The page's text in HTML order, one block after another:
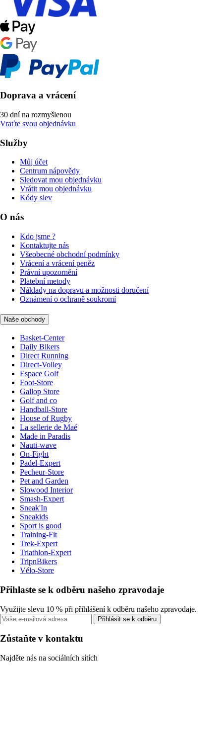
Doprava a vrácení
30 dní na rozmyšlenou
Vraťte svou objednávku
Služby
Můj účet
Centrum nápovědy
Sledovat mou objednávku
Vrátit mou objednávku
Kódy slev
O nás
Kdo jsme ?
Kontaktujte nás
Všeobecné obchodní podmínky
Vrácení a vrácení peněz
Právní upozornění
Platební metody
Náklady na dopravu a možnosti doručení
Oznámení o ochraně soukromí
Naše obchody
Basket-Center
Daily Bikers
Direct Running
Direct-Volley
Espace Golf
Foot-Store
Gallop Store
Golf and co
Handball-Store
House of Rugby
La sellerie de Maé
Made in Paradis
Nauti-wave
On-Fight
Padel-Expert
Pecheur-Store
Pet and Garden
Slowood Interior
Smash-Expert
Sneak'In
Sneakids
Sport is good
Training-Fit
Trek-Expert
Triathlon-Expert
TripnBikers
Vélo-Store
Přihlaste se k odběru našeho zpravodaje
Využijte slevu 10 % při přihlášení k odběru našeho zpravodaje.
Přihlásit se k odběru
Zůstaňte v kontaktu
Najděte nás na sociálních sítích